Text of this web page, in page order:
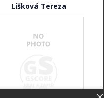
Lišková Tereza